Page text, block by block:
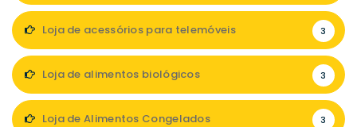
Loja de acessórios para telemóveis 3
Loja de alimentos biológicos 3
Loja de Alimentos Congelados 3